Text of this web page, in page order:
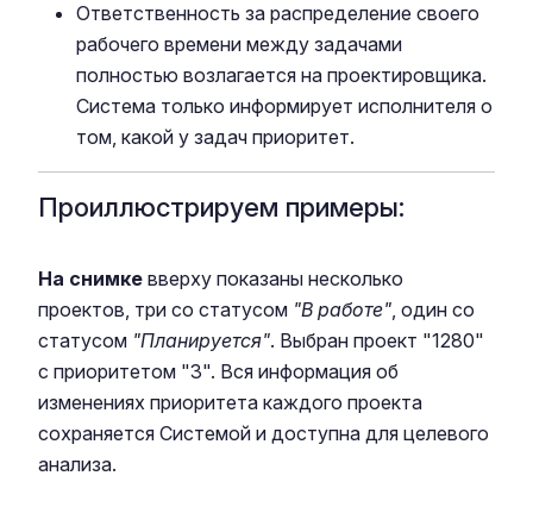
Ответственность за распределение своего
рабочего времени между задачами
полностью возлагается на проектировщика.
Система только информирует исполнителя о
том, какой у задач приоритет.
Проиллюстрируем примеры:
На снимке вверху показаны несколько
проектов, три со статусом "В работе", один со
статусом "Планируется". Выбран проект "1280"
с приоритетом "3". Вся информация об
изменениях приоритета каждого проекта
сохраняется Системой и доступна для целевого
анализа.